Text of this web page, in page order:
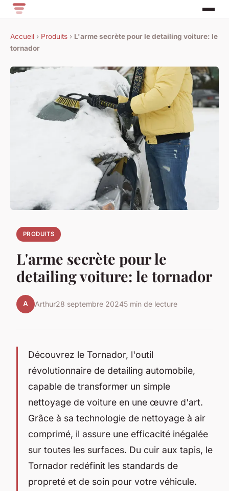
Accueil › Produits › L'arme secrète pour le detailing voiture: le
tornador
PRODUITS
L'arme secrète pour le
detailing voiture: le tornador
A Arthur28 septembre 20245 min de lecture
Découvrez le Tornador, l'outil
révolutionnaire de detailing automobile,
capable de transformer un simple
nettoyage de voiture en une œuvre d'art.
Grâce à sa technologie de nettoyage à air
comprimé, il assure une efficacité inégalée
sur toutes les surfaces. Du cuir aux tapis, le
Tornador redéfinit les standards de
propreté et de soin pour votre véhicule.